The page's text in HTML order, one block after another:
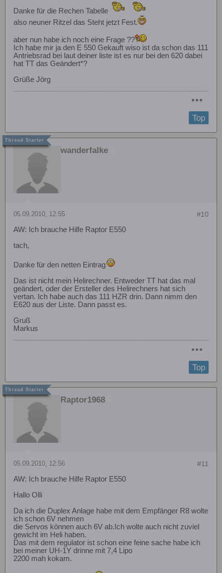
Danke für die Rechen Tabelle
also neuner Ritzel das Steht jetzt Fest.
aber nun habe ich noch eine Frage ??
Ich habe mir ja den E 550 Gekauft wiso ist da schon das 111
Antriebsrad bei laut deiner liste ist es nur bei den 620 dabei
hat TT das Geändert*?
Grüße Jörg
Top
wanderfalke
#10
05.09.2010, 12:55
AW: Ich brauche Hilfe Raptor E550
tach,
Danke für den netten Eintrag
Das ist nicht mein Helirechner. Entweder TT hat das mal
geändert, oder der Ersteller des Helirechners hat sich
vertan. Ich habe auch das 111 HZR drin. Dann nimm den
E620 aus der Liste. Dann passt es.
Gruß
Markus
Top
Raptor1968
#11
05.09.2010, 12:56
AW: Ich brauche Hilfe Raptor E550
Hallo Olli
Da ich die Duplex Anlage habe mit dem Empfänger R8 wolte
ich schon 6V nehmen
die Servos können auch 6V ab.Ich wolte auch nicht zuviel
gewicht im Heli haben.
Das mit dem regulator ist schon eine feine sache habe ich
bei meiner UH-1Y drinne mit 7,4 Lipo
2200 mah kokam.